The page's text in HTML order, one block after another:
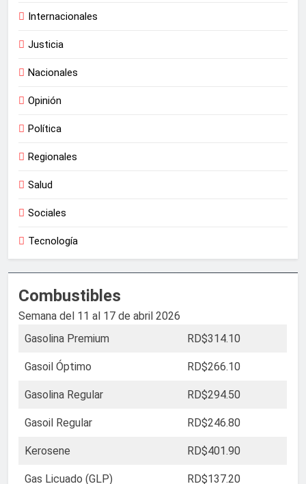
Internacionales
Justicia
Nacionales
Opinión
Política
Regionales
Salud
Sociales
Tecnología
Combustibles
Semana del 11 al 17 de abril 2026
Gasolina Premium
RD$314.10
Gasoil Óptimo RD$266.10
Gasolina Regular RD$294.50
Gasoil Regular RD$246.80
Kerosene RD$401.90
Gas Licuado (GLP) RD$137.20